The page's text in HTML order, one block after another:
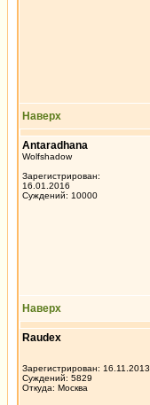
Наверх
Antaradhana
Wolfshadow
Зарегистрирован:
16.01.2016
Суждений: 10000
Наверх
Raudex
Зарегистрирован: 16.11.2013
Суждений: 5829
Откуда: Москва